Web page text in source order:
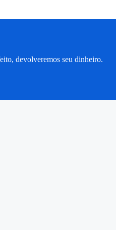
devolveremos seu dinheiro.